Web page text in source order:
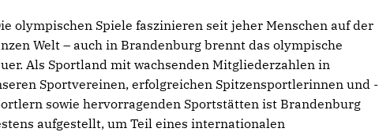
olympischen Spiele faszinieren seit jeher Menschen auf der
Welt – auch in Brandenburg brennt das olympische
Als Sportland mit wachsenden Mitgliederzahlen in
Sportvereinen, erfolgreichen Spitzensportlerinnen und -
sowie hervorragenden Sportstätten ist Brandenburg
aufgestellt, um Teil eines internationalen